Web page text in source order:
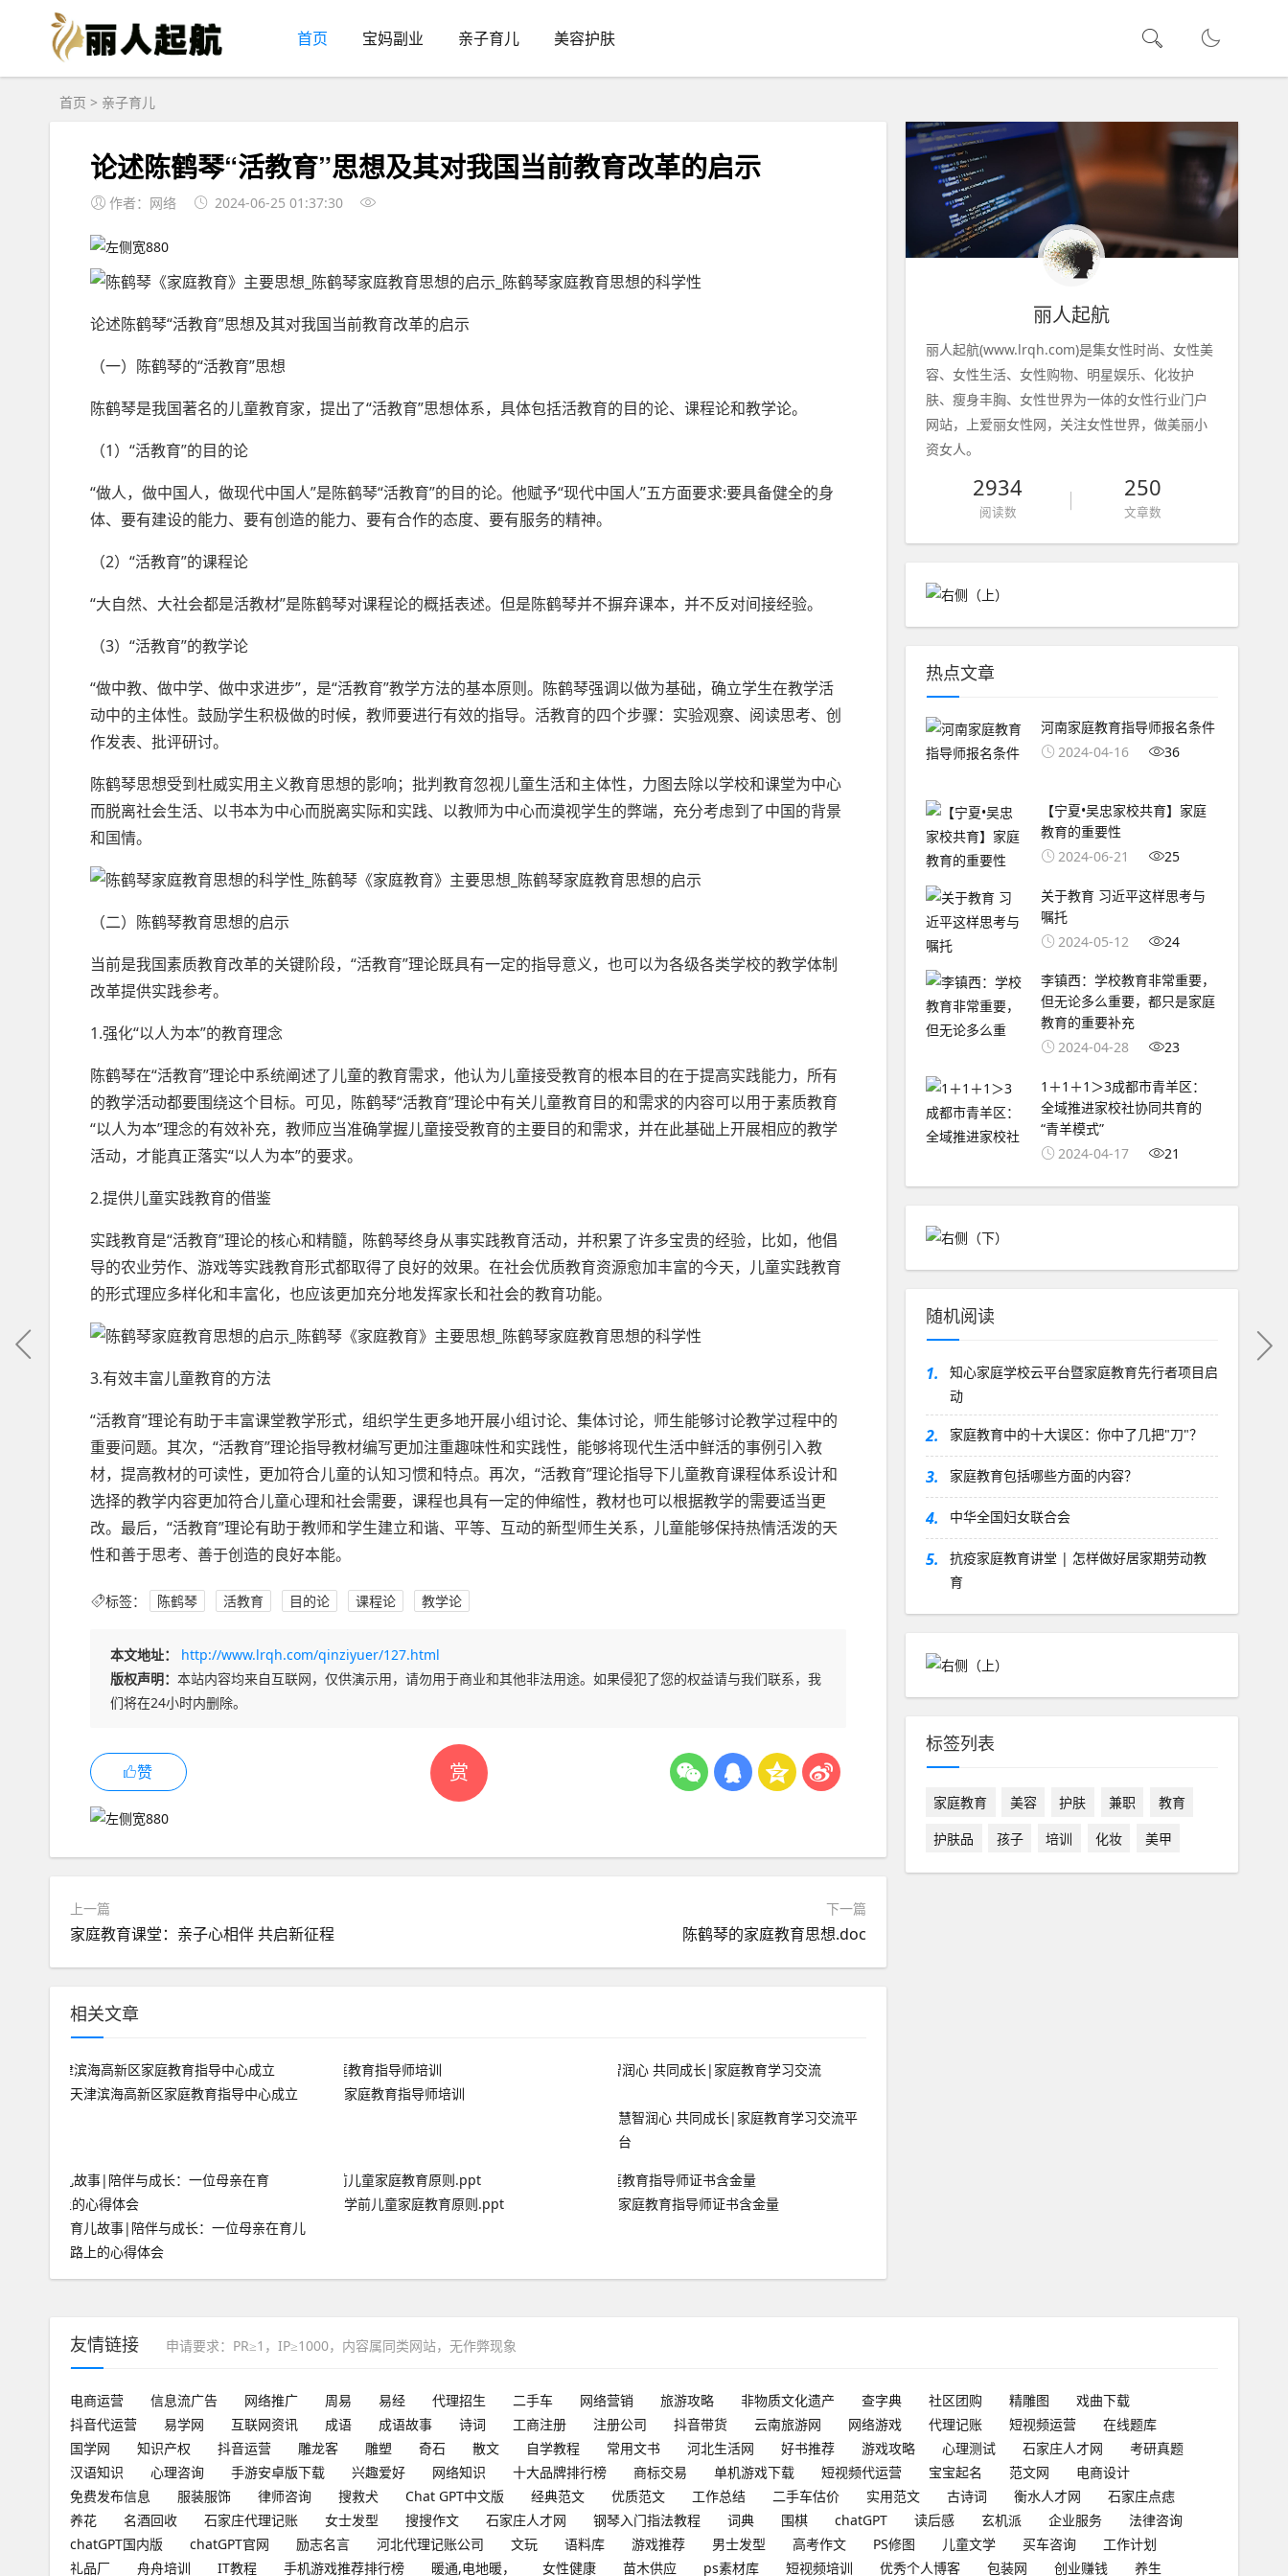
首页 宝妈副业 亲子育儿 美容护肤
首页 > 亲子育儿
论述陈鹤琴“活教育”思想及其对我国当前教育改革的启示
作者：网络 2024-06-25 01:37:30
论述陈鹤琴“活教育”思想及其对我国当前教育改革的启示
（一）陈鹤琴的“活教育”思想
陈鹤琴是我国著名的儿童教育家，提出了“活教育”思想体系，具体包括活教育的目的论、课程论和教学论。
（1）“活教育”的目的论
“做人，做中国人，做现代中国人”是陈鹤琴“活教育”的目的论。他赋予“现代中国人”五方面要求:要具备健全的身
体、要有建设的能力、要有创造的能力、要有合作的态度、要有服务的精神。
（2）“活教育”的课程论
“大自然、大社会都是活教材”是陈鹤琴对课程论的概括表述。但是陈鹤琴并不摒弃课本，并不反对间接经验。
（3）“活教育”的教学论
“做中教、做中学、做中求进步”，是“活教育”教学方法的基本原则。陈鹤琴强调以做为基础，确立学生在教学活
动中的主体性。鼓励学生积极做的时候，教师要进行有效的指导。活教育的四个步骤：实验观察、阅读思考、创
作发表、批评研讨。
陈鹤琴思想受到杜威实用主义教育思想的影响；批判教育忽视儿童生活和主体性，力图去除以学校和课堂为中心
而脱离社会生活、以书本为中心而脱离实际和实践、以教师为中心而漠视学生的弊端，充分考虑到了中国的背景
和国情。
（二）陈鹤琴教育思想的启示
当前是我国素质教育改革的关键阶段，“活教育”理论既具有一定的指导意义，也可以为各级各类学校的教学体制
改革提供实践参考。
1.强化“以人为本”的教育理念
陈鹤琴在“活教育”理论中系统阐述了儿童的教育需求，他认为儿童接受教育的根本目的在于提高实践能力，所有
的教学活动都要围绕这个目标。可见，陈鹤琴“活教育”理论中有关儿童教育目的和需求的内容可以用于素质教育
“以人为本”理念的有效补充，教师应当准确掌握儿童接受教育的主要目的和需求，并在此基础上开展相应的教学
活动，才能真正落实“以人为本”的要求。
2.提供儿童实践教育的借鉴
实践教育是“活教育”理论的核心和精髓，陈鹤琴终身从事实践教育活动，并积累了许多宝贵的经验，比如，他倡
导的农业劳作、游戏等实践教育形式都取得了良好的效果。在社会优质教育资源愈加丰富的今天，儿童实践教育
的形式理应多样化和丰富化，也应该更加充分地发挥家长和社会的教育功能。
3.有效丰富儿童教育的方法
“活教育”理论有助于丰富课堂教学形式，组织学生更多地开展小组讨论、集体讨论，师生能够讨论教学过程中的
重要问题。其次，“活教育”理论指导教材编写更加注重趣味性和实践性，能够将现代生活中鲜活的事例引入教
材，提高教材的可读性，更加符合儿童的认知习惯和特点。再次，“活教育”理论指导下儿童教育课程体系设计和
选择的教学内容更加符合儿童心理和社会需要，课程也具有一定的伸缩性，教材也可以根据教学的需要适当更
改。最后，“活教育”理论有助于教师和学生建立和谐、平等、互动的新型师生关系，儿童能够保持热情活泼的天
性和善于思考、善于创造的良好本能。
标签： 陈鹤琴 活教育 目的论 课程论 教学论
赏
本文地址：
http://www.lrqh.com/qinziyuer/127.html
版权声明： 本站内容均来自互联网，仅供演示用，请勿用于商业和其他非法用途。如果侵犯了您的权益请与我们联系，我
们将在24小时内删除。
赞
上一篇
家庭教育课堂：亲子心相伴 共启新征程
下一篇
陈鹤琴的家庭教育思想.doc
相关文章
天津滨海高新区家庭教育指导中心成立
家庭教育指导师培训
慧智润心 共同成长|家庭教育学习交流平
台
育儿故事|陪伴与成长：一位母亲在育儿
路上的心得体会
学前儿童家庭教育原则.ppt 家庭教育指导师证书含金量
丽人起航
丽人起航(www.lrqh.com)是集女性时尚、女性美
容、女性生活、女性购物、明星娱乐、化妆护
肤、瘦身丰胸、女性世界为一体的女性行业门户
网站，上爱丽女性网，关注女性世界，做美丽小
资女人。
2934
阅读数
250
文章数
热点文章
河南家庭教育指导师报名条件
2024-04-16
36
【宁夏•吴忠家校共育】家庭
教育的重要性
2024-06-21
25
关于教育 习近平这样思考与
嘱托
2024-05-12
24
李镇西：学校教育非常重要，
但无论多么重要，都只是家庭
教育的重要补充
2024-04-28
23
1＋1＋1＞3成都市青羊区：
全域推进家校社协同共育的
“青羊模式”
2024-04-17
21
随机阅读
1.
知心家庭学校云平台暨家庭教育先行者项目启
动
2. 家庭教育中的十大误区：你中了几把"刀"？
3. 家庭教育包括哪些方面的内容？
4. 中华全国妇女联合会
5.
抗疫家庭教育讲堂 | 怎样做好居家期劳动教
育
标签列表
家庭教育 美容 护肤 兼职
教育
护肤品
孩子 培训 化妆 美甲
友情链接 申请要求：PR≥1，IP≥1000，内容属同类网站，无作弊现象
电商运营 信息流广告 网络推广 周易 易经 代理招生 二手车 网络营销 旅游攻略 非物质文化遗产 查字典 社区团购 精雕图
戏曲下载
抖音代运营
易学网 互联网资讯 成语 成语故事 诗词 工商注册 注册公司 抖音带货 云南旅游网 网络游戏 代理记账 短视频运营
在线题库
国学网
知识产权 抖音运营 雕龙客 雕塑 奇石 散文 自学教程 常用文书 河北生活网 好书推荐 游戏攻略 心理测试 石家庄人才网
考研真题
汉语知识
心理咨询 手游安卓版下载 兴趣爱好 网络知识 十大品牌排行榜 商标交易 单机游戏下载 短视频代运营 宝宝起名 范文网
电商设计
免费发布信息
服装服饰 律师咨询 搜救犬 Chat GPT中文版 经典范文 优质范文 工作总结 二手车估价 实用范文 古诗词 衡水人才网
石家庄点痣
养花
名酒回收 石家庄代理记账 女士发型 搜搜作文 石家庄人才网 钢琴入门指法教程 词典 围棋 chatGPT 读后感 玄机派 企业服务
法律咨询
chatGPT国内版
chatGPT官网 励志名言 河北代理记账公司 文玩 语料库 游戏推荐 男士发型 高考作文 PS修图 儿童文学 买车咨询
工作计划
礼品厂
舟舟培训 IT教程 手机游戏推荐排行榜 暖通,电地暖， 女性健康 苗木供应 ps素材库 短视频培训 优秀个人博客 包装网 创业赚钱 养生